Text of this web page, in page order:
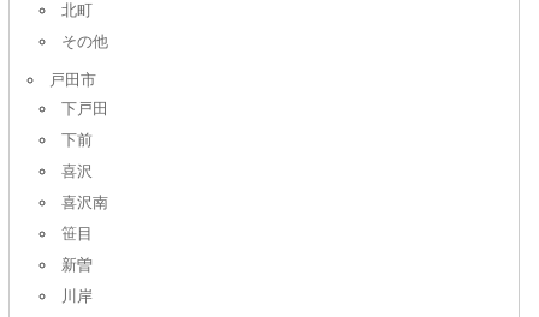
北町
その他
戸田市
下戸田
下前
喜沢
喜沢南
笹目
新曽
川岸